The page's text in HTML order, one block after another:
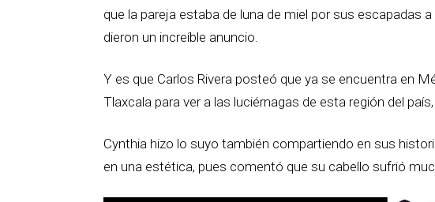
que la pareja estaba de luna de miel por sus escapadas
dieron un increíble anuncio.
Y es que Carlos Rivera posteó que ya se encuentra en
Tlaxcala para ver a las luciérnagas de esta región del
Cynthia hizo lo suyo también compartiendo en sus
en una estética, pues comentó que su cabello sufrió